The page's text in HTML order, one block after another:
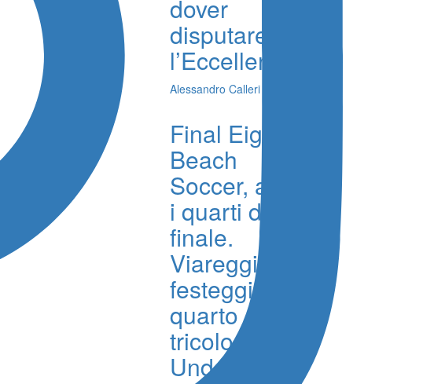
dover
disputare
l’Eccellenza”
Alessandro Calleri
Final Eight
Beach
Soccer, al via
i quarti di
finale.
Viareggio
festeggia il
quarto
tricolore
Under 20